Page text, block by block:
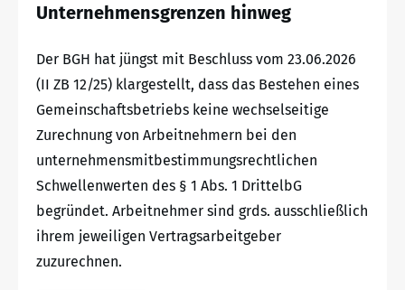
Unternehmensgrenzen hinweg
Der BGH hat jüngst mit Beschluss vom 23.06.2026
(II ZB 12/25) klargestellt, dass das Bestehen eines
Gemeinschaftsbetriebs keine wechselseitige
Zurechnung von Arbeitnehmern bei den
unternehmensmitbestimmungsrechtlichen
Schwellenwerten des § 1 Abs. 1 DrittelbG
begründet. Arbeitnehmer sind grds. ausschließlich
ihrem jeweiligen Vertragsarbeitgeber
zuzurechnen.